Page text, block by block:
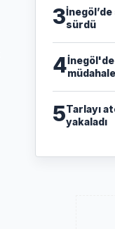
3sürdü
4İnegöl'de
5Tarlayı
yakaladı